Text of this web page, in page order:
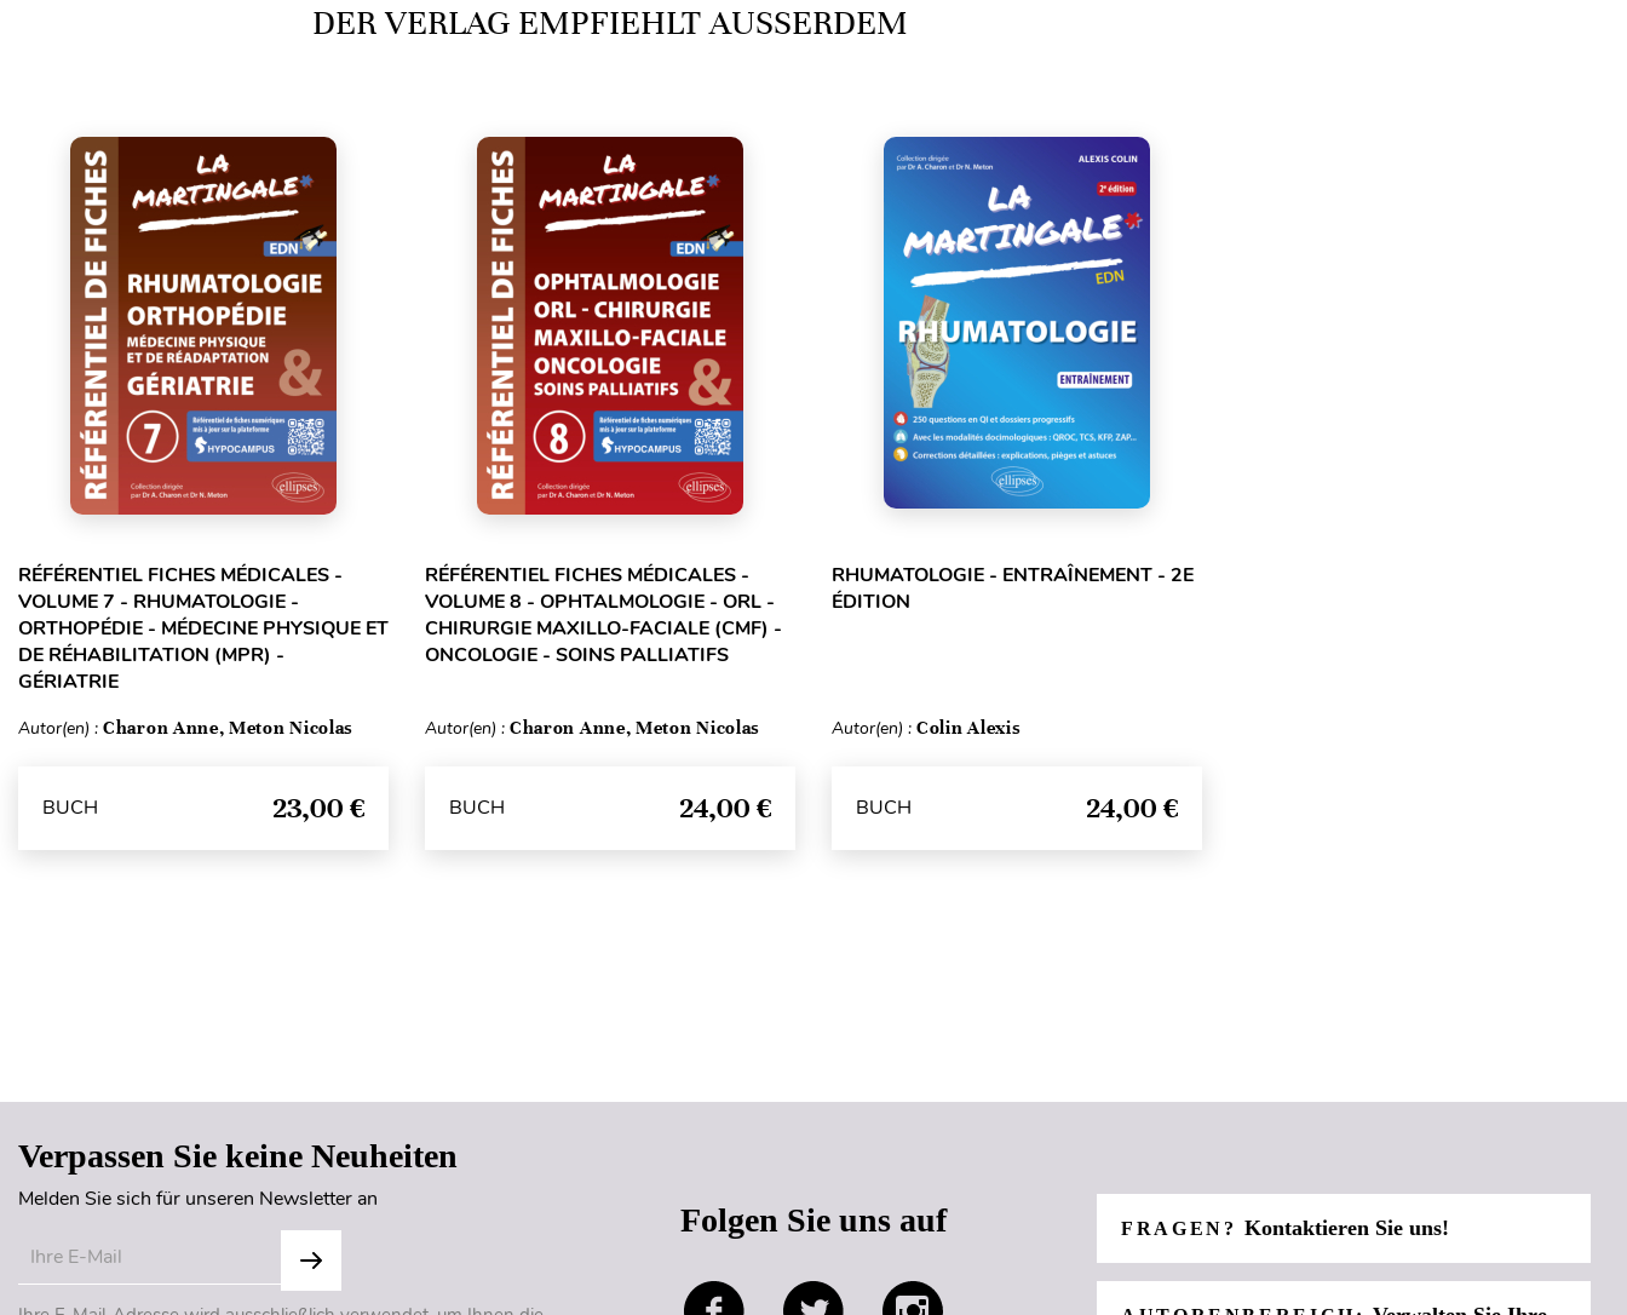
DER VERLAG EMPFIEHLT AUSSERDEM
RÉFÉRENTIEL FICHES MÉDICALES -
VOLUME 7 - RHUMATOLOGIE -
ORTHOPÉDIE - MÉDECINE PHYSIQUE ET
DE RÉHABILITATION (MPR) -
GÉRIATRIE
Autor(en) : Charon Anne, Meton Nicolas
BUCH 23,00 €
RÉFÉRENTIEL FICHES MÉDICALES -
VOLUME 8 - OPHTALMOLOGIE - ORL -
CHIRURGIE MAXILLO-FACIALE (CMF) -
ONCOLOGIE - SOINS PALLIATIFS
Autor(en) : Charon Anne, Meton Nicolas
BUCH 24,00 €
RHUMATOLOGIE - ENTRAÎNEMENT - 2E
ÉDITION
Autor(en) : Colin Alexis
BUCH 24,00 €
Verpassen Sie keine Neuheiten
Melden Sie sich für unseren Newsletter an
Folgen Sie uns auf FRAGEN?Kontaktieren Sie uns!